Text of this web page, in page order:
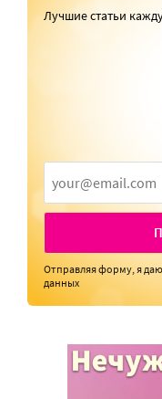
Лучшие статьи
Отправляя форму, я даю
данных